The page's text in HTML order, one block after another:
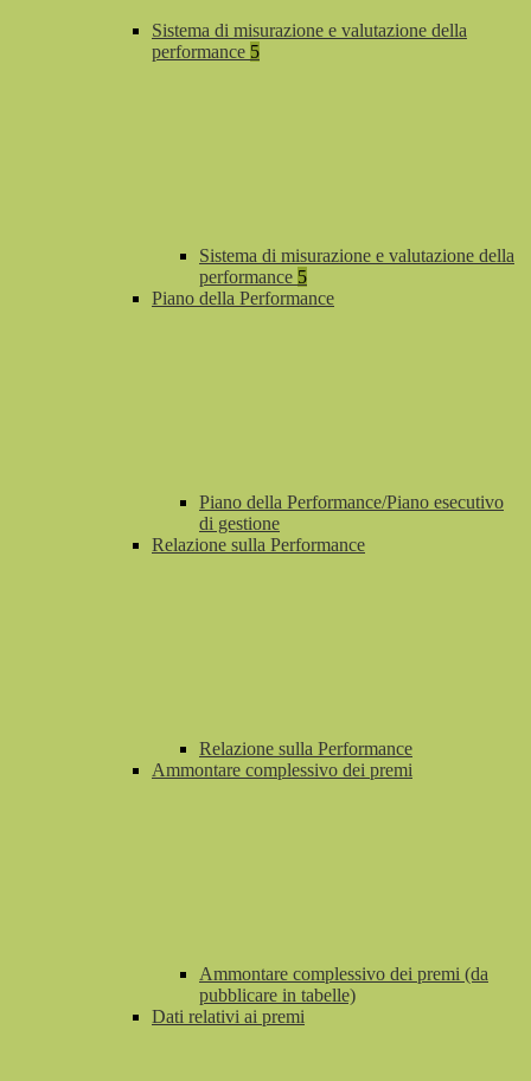
Sistema di misurazione e valutazione della
performance 5
Sistema di misurazione e valutazione della
performance 5
Piano della Performance
Piano della Performance/Piano esecutivo
di gestione
Relazione sulla Performance
Relazione sulla Performance
Ammontare complessivo dei premi
Ammontare complessivo dei premi (da
pubblicare in tabelle)
Dati relativi ai premi